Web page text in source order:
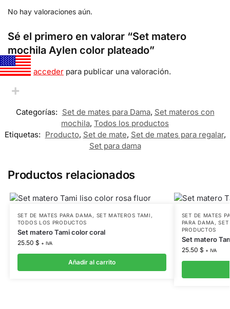
No hay valoraciones aún.
Sé el primero en valorar “Set matero
mochila Aylen color plateado”
Debes acceder para publicar una valoración.
Categorías: Set de mates para Dama, Set materos con
mochila, Todos los productos
Etiquetas: Producto, Set de mate, Set de mates para regalar,
Set para dama
Productos relacionados
SET DE MATES PARA DAMA , SET MATEROS TAMI ,
TODOS LOS PRODUCTOS
Set matero Tami color coral
25.50 $ + IVA
Añadir al carrito
SET DE MATES
PARA DAMA ,
PRODUCTOS
Set matero
25.50 $ + IVA